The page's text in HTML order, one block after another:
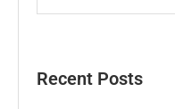
Recent Posts